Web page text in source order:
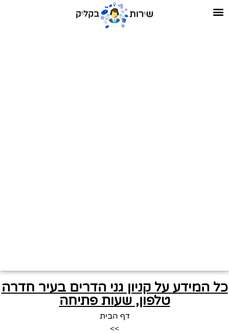
כל המידע על קניון גני הדרים בעיר חדרה
טלפון, שעות פתיחה
דף הבית
>>